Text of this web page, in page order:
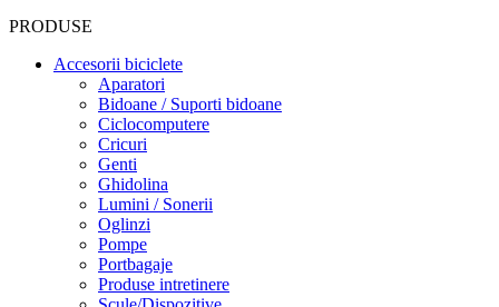
PRODUSE
Accesorii biciclete
Aparatori
Bidoane / Suporti bidoane
Ciclocomputere
Cricuri
Genti
Ghidolina
Lumini / Sonerii
Oglinzi
Pompe
Portbagaje
Produse intretinere